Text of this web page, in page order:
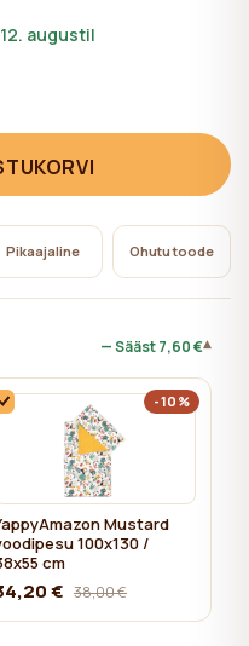
augustil
Pikaajaline Ohutu toode
— Sääst7,60 €▾
-10%
Mustard
100x130 /
cm
€ 38,00 €
küpsised, mille
nõusolekut.